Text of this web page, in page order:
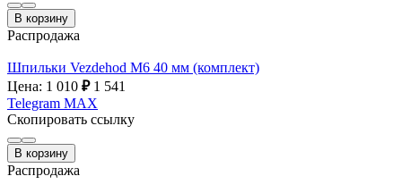
В корзину
Распродажа
Шпильки Vezdehod M6 40 мм (комплект)
Цена: 1 010 ₽ 1 541
Telegram MAX
Скопировать ссылку
В корзину
Распродажа